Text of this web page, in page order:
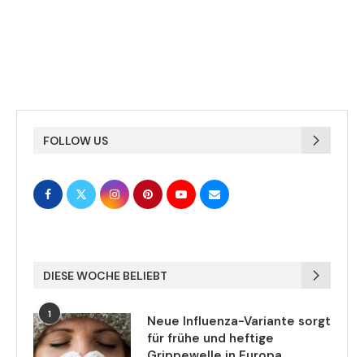
FOLLOW US
DIESE WOCHE BELIEBT
1
Neue Influenza-Variante sorgt
für frühe und heftige